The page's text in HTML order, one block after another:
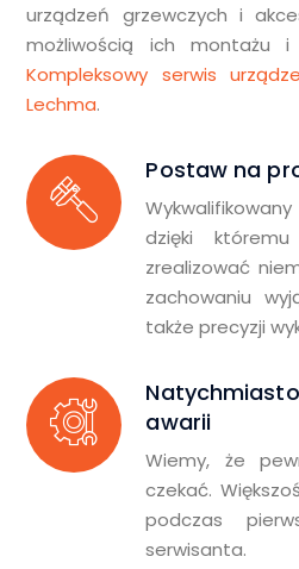
urządzeń grzewczych i
możliwością ich montażu i
Kompleksowy serwis
Lechma.
Postaw na
dzięki
zrealizować
zachowaniu
także precyzji
awarii
Wiemy, że
czekać.
podczas
serwisanta.